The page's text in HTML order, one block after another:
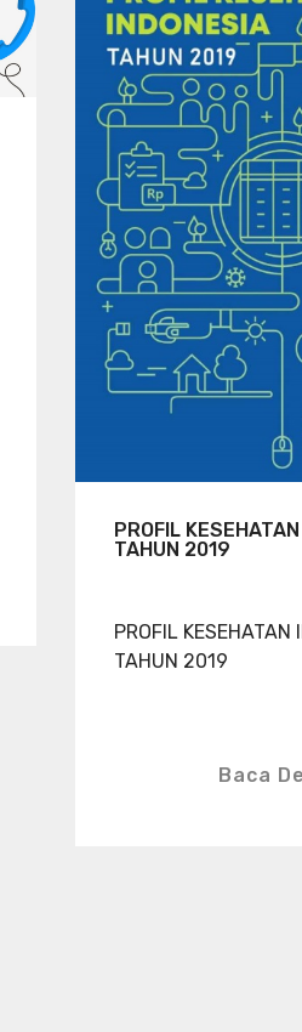
PROFIL
TAHUN 2019
PROFIL KESEHATAN
TAHUN 2019
Baca